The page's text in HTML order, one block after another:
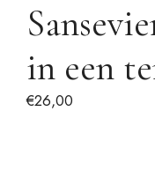
in een
€26,00